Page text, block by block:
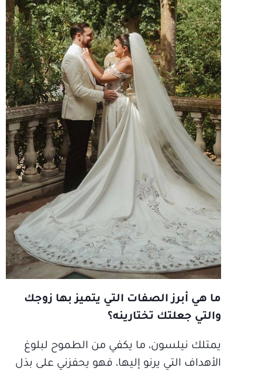
ما هي أبرز الصفات التي يتميز بها زوجك
والتي جعلتك تختارينه؟
يمتلك نيلسون، ما يكفي من الطموح لبلوغ
الأهداف التي يرنو إليها، فهو يحفزني على بذل